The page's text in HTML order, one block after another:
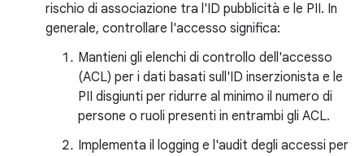
rischio di associazione tra l'ID pubblicità e le PII. In
generale, controllare l'accesso significa:
Mantieni gli elenchi di controllo dell'accesso
(ACL) per i dati basati sull'ID inserzionista e le
PII disgiunti per ridurre al minimo il numero di
persone o ruoli presenti in entrambi gli ACL.
Implementa il logging e l'audit degli accessi per